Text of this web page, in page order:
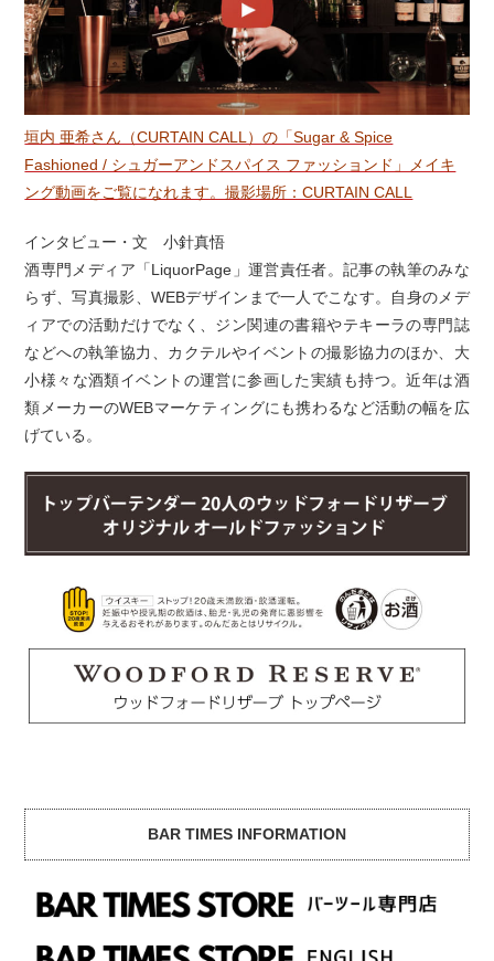
垣内 亜希さん（CURTAIN CALL）の「Sugar & Spice
Fashioned / シュガーアンドスパイス ファッションド」メイキ
ング動画をご覧になれます。撮影場所：CURTAIN CALL
インタビュー・文 小針真悟
酒専門メディア「LiquorPage」運営責任者。記事の執筆のみな
らず、写真撮影、WEBデザインまで一人でこなす。自身のメデ
ィアでの活動だけでなく、ジン関連の書籍やテキーラの専門誌
などへの執筆協力、カクテルやイベントの撮影協力のほか、大
小様々な酒類イベントの運営に参画した実績も持つ。近年は酒
類メーカーのWEBマーケティングにも携わるなど活動の幅を広
げている。
BAR TIMES INFORMATION